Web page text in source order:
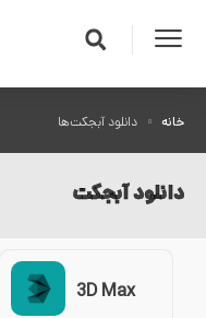
خانه دانلود آبجکت‌ها
دانلود آبجکت‌
3D Max